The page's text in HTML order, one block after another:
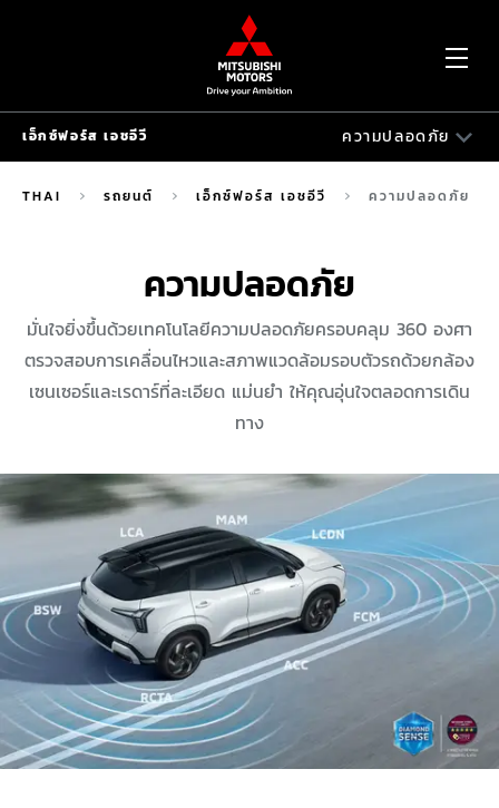
เอ็กซ์ฟอร์ส เอชอีวี ความปลอดภัย
เอ็กซ์ฟอร์ส เอชอีวี
ความสะดวกสบาย
ความปลอดภัย
MITSUBISHI E:MOTION
THAI รถยนต์ เอ็กซ์ฟอร์ส เอชอีวี ความปลอดภัย
ความปลอดภัย
มั่นใจยิ่งขึ้นด้วยเทคโนโลยีความปลอดภัยครอบคลุม 360 องศา
ตรวจสอบการเคลื่อนไหวและสภาพแวดล้อมรอบตัวรถด้วยกล้อง
เซนเซอร์และเรดาร์ที่ละเอียด แม่นยำ ให้คุณอุ่นใจตลอดการเดิน
ทาง